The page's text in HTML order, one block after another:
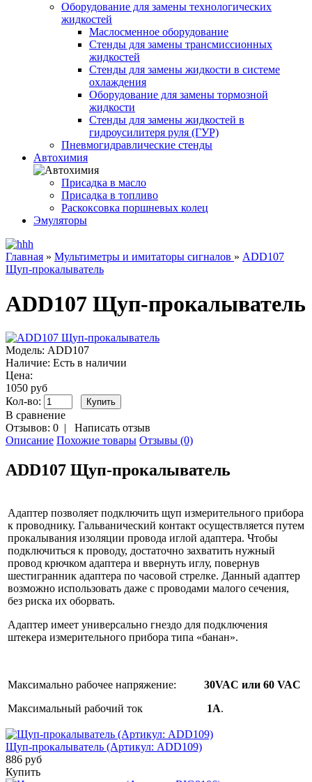
Оборудование для замены технологических
жидкостей
Маслосменное оборудование
Стенды для замены трансмиссионных
жидкостей
Стенды для замены жидкости в системе
охлаждения
Оборудование для замены тормозной
жидкости
Стенды для замены жидкостей в
гидроусилитеря руля (ГУР)
Пневмогидравлические стенды
Автохимия
Присадка в масло
Присадка в топливо
Раскоксовка поршневых колец
Эмуляторы
Главная » Мультиметры и имитаторы сигналов » ADD107
Щуп-прокалыватель
ADD107 Щуп-прокалыватель
Модель: ADD107
Наличие: Есть в наличии
Цена:
1050 руб
Кол-во:
В сравнение
Отзывов: 0 | Написать отзыв
Описание Похожие товары Отзывы (0)
ADD107 Щуп-прокалыватель
Адаптер позволяет подключить щуп измерительного прибора
к проводнику. Гальванический контакт осуществляется путем
прокалывания изоляции провода иглой адаптера. Чтобы
подключиться к проводу, достаточно захватить нужный
провод крючком адаптера и ввернуть иглу, повернув
шестигранник адаптера по часовой стрелке. Данный адаптер
возможно использовать даже с проводами малого сечения,
без риска их оборвать.
Адаптер имеет универсально гнездо для подключения
штекера измерительного прибора типа «банан».
Максимально рабочее напряжение: 30VAC или 60 VAC
Максимальный рабочий ток 1А.
Щуп-прокалыватель (Артикул: ADD109)
886 руб
Купить